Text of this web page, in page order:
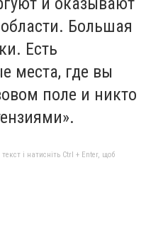
Большая
Есть
места, где вы
поле и никто
і натисніть Ctrl + Enter, щоб